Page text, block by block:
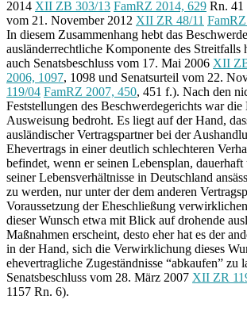
2014 XII ZB 303/13 FamRZ 2014, 629 Rn. 41
vom 21. November 2012 XII ZR 48/11
In diesem Zusammenhang hebt das
ausländerrechtliche Komponente des Streitfalls
auch Senatsbeschluss vom 17. Mai 2006 XII
2006, 1097, 1098 und Senatsurteil vom 22.
119/04 FamRZ 2007, 450, 451 f.). Nach den
Feststellungen des Beschwerdegerichts war
Ausweisung bedroht. Es liegt auf der Hand,
ausländischer Vertragspartner bei der
Ehevertrags in einer deutlich schlechteren
befindet, wenn er seinen Lebensplan, dauerhaft
seiner Lebensverhältnisse in Deutschland
zu werden, nur unter der dem anderen
Voraussetzung der Eheschließung
dieser Wunsch etwa mit Blick auf drohende
Maßnahmen erscheint, desto eher hat es der
in der Hand, sich die Verwirklichung dieses
ehevertragliche Zugeständnisse “abkaufen” zu
Senatsbeschluss vom 28. März 2007 XII ZR
1157 Rn. 6).